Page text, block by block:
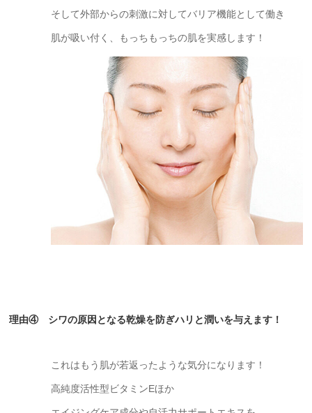
そして外部からの刺激に対してバリア機能として働き
肌が吸い付く、もっちもっちの肌を実感します！
理由④ シワの原因となる乾燥を防ぎハリと潤いを与えます！
これはもう肌が若返ったような気分になります！
高純度活性型ビタミンEほか